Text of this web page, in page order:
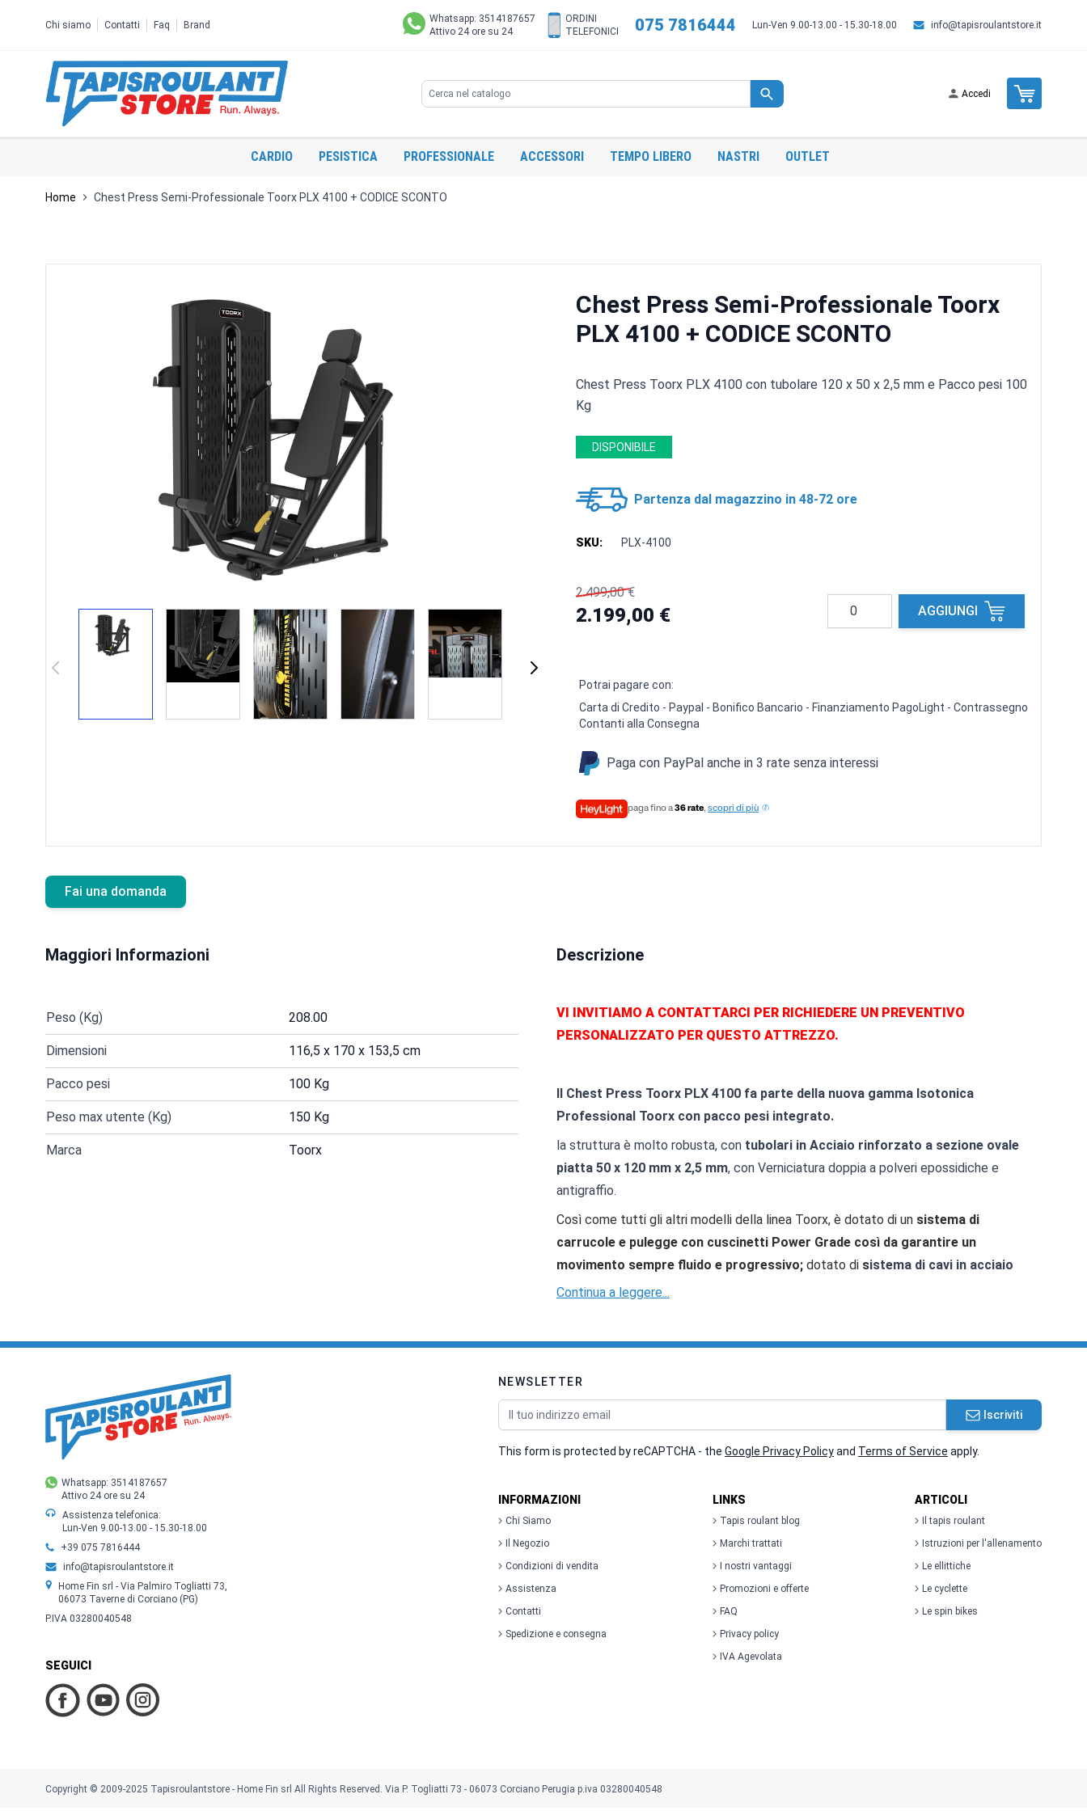
Chi siamo Contatti Faq Brand
Whatsapp: 3514187657
Attivo 24 ore su 24
ORDINI
TELEFONICI
075 7816444 Lun-Ven 9.00-13.00 - 15.30-18.00 info@tapisroulantstore.it
Accedi Cart
CARDIO PESISTICA PROFESSIONALE ACCESSORI TEMPO LIBERO NASTRI OUTLET
Home Chest Press Semi-Professionale Toorx PLX 4100 + CODICE SCONTO
Chest Press Semi-Professionale Toorx
PLX 4100 + CODICE SCONTO
Chest Press Toorx PLX 4100 con tubolare 120 x 50 x 2,5 mm e Pacco pesi 100
Kg
DISPONIBILE
Partenza dal magazzino in 48-72 ore
SKU: PLX-4100
2.499,00 €
2.199,00 €
Quantità
AGGIUNGI
Potrai pagare con:
Carta di Credito - Paypal - Bonifico Bancario - Finanziamento PagoLight - Contrassegno
Contanti alla Consegna
Paga con PayPal anche in 3 rate senza interessi
paga fino a36 rate, scopri di più
Fai una domanda
Maggiori Informazioni
Peso (Kg) 208.00
Dimensioni 116,5 x 170 x 153,5 cm
Pacco pesi 100 Kg
Peso max utente (Kg) 150 Kg
Marca Toorx
Descrizione
VI INVITIAMO A CONTATTARCI PER RICHIEDERE UN PREVENTIVO
PERSONALIZZATO PER QUESTO ATTREZZO.
Il Chest Press Toorx PLX 4100 fa parte della nuova gamma Isotonica
Professional Toorx con pacco pesi integrato.
la struttura è molto robusta, con tubolari in Acciaio rinforzato a sezione ovale
piatta 50 x 120 mm x 2,5 mm, con Verniciatura doppia a polveri epossidiche e
antigraffio.
Così come tutti gli altri modelli della linea Toorx, è dotato di un sistema di
carrucole e pulegge con cuscinetti Power Grade così da garantire un
movimento sempre fluido e progressivo; dotato di sistema di cavi in acciaio
Continua a leggere...
Whatsapp: 3514187657
Attivo 24 ore su 24
Assistenza telefonica:
Lun-Ven 9.00-13.00 - 15.30-18.00
+39 075 7816444
info@tapisroulantstore.it
Home Fin srl - Via Palmiro Togliatti 73,
06073 Taverne di Corciano (PG)
P.IVA 03280040548
SEGUICI
NEWSLETTER
Indirizzo email Iscriviti
This form is protected by reCAPTCHA - the Google Privacy Policyand Terms of Service apply.
INFORMAZIONI
Chi Siamo
Il Negozio
Condizioni di vendita
Assistenza
Contatti
Spedizione e consegna
LINKS
Tapis roulant blog
Marchi trattati
I nostri vantaggi
Promozioni e offerte
FAQ
Privacy policy
IVA Agevolata
ARTICOLI
Il tapis roulant
Istruzioni per l'allenamento
Le ellittiche
Le cyclette
Le spin bikes
Copyright © 2009-2025 Tapisroulantstore - Home Fin srl All Rights Reserved. Via P. Togliatti 73 - 06073 Corciano Perugia p.iva 03280040548